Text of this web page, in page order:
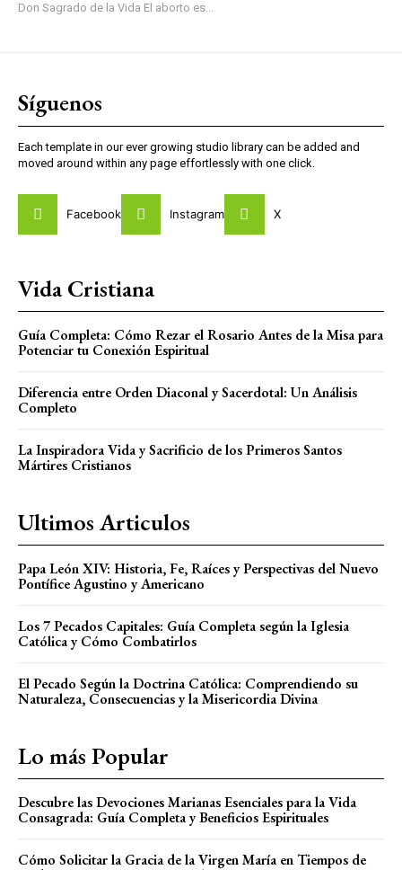
Don Sagrado de la Vida El aborto es...
Síguenos
Each template in our ever growing studio library can be added and
moved around within any page effortlessly with one click.
Facebook Instagram X
Vida Cristiana
Guía Completa: Cómo Rezar el Rosario Antes de la Misa para
Potenciar tu Conexión Espiritual
Diferencia entre Orden Diaconal y Sacerdotal: Un Análisis
Completo
La Inspiradora Vida y Sacrificio de los Primeros Santos
Mártires Cristianos
Ultimos Articulos
Papa León XIV: Historia, Fe, Raíces y Perspectivas del Nuevo
Pontífice Agustino y Americano
Los 7 Pecados Capitales: Guía Completa según la Iglesia
Católica y Cómo Combatirlos
El Pecado Según la Doctrina Católica: Comprendiendo su
Naturaleza, Consecuencias y la Misericordia Divina
Lo más Popular
Descubre las Devociones Marianas Esenciales para la Vida
Consagrada: Guía Completa y Beneficios Espirituales
Cómo Solicitar la Gracia de la Virgen María en Tiempos de